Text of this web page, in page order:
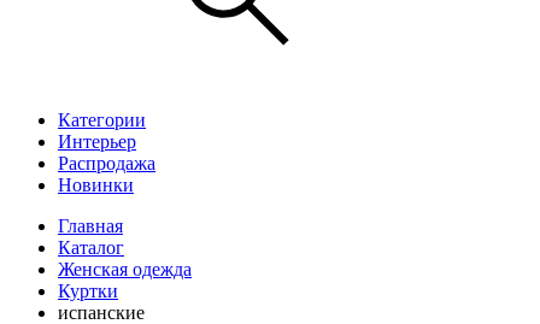
Категории
Интерьер
Распродажа
Новинки
Главная
Каталог
Женская одежда
Куртки
испанские